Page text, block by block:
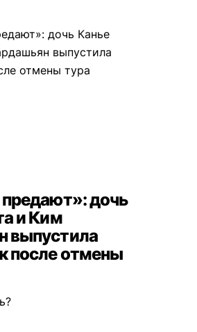
дочь
и Ким
выпустила
после отмены